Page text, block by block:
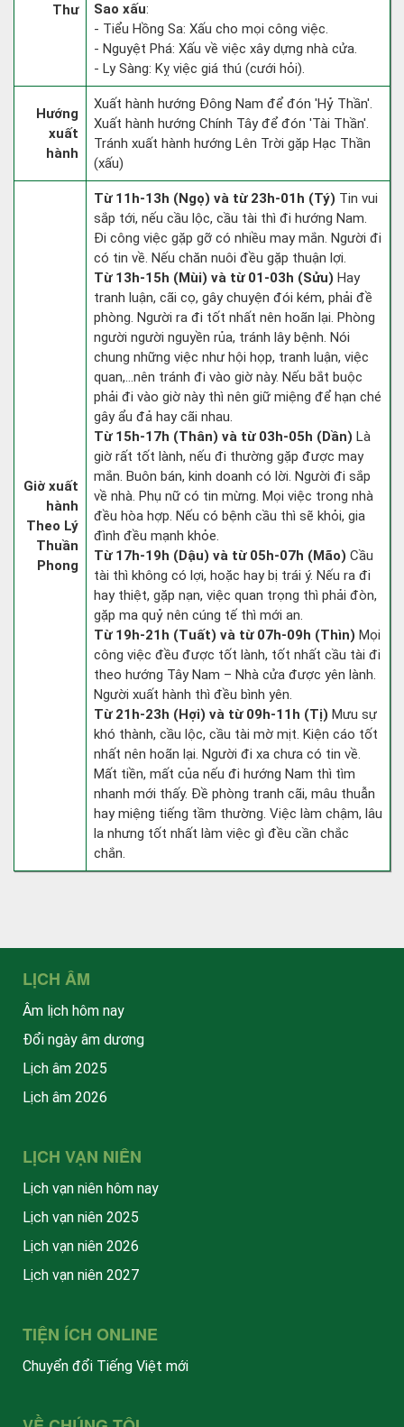
Thư
Sao xấu:
- Tiểu Hồng Sa: Xấu cho mọi công việc.
- Nguyệt Phá: Xấu về việc xây dựng nhà cửa.
- Ly Sàng: Kỵ việc giá thú (cưới hỏi).
Hướng
xuất
hành
Xuất hành hướng Đông Nam để đón 'Hỷ Thần'.
Xuất hành hướng Chính Tây để đón 'Tài Thần'.
Tránh xuất hành hướng Lên Trời gặp Hạc Thần
(xấu)
Giờ xuất
hành
Theo Lý
Thuần
Phong
Từ 11h-13h (Ngọ) và từ 23h-01h (Tý) Tin vui
sắp tới, nếu cầu lộc, cầu tài thì đi hướng Nam.
Đi công việc gặp gỡ có nhiều may mắn. Người đi
có tin về. Nếu chăn nuôi đều gặp thuận lợi.
Từ 13h-15h (Mùi) và từ 01-03h (Sửu) Hay
tranh luận, cãi cọ, gây chuyện đói kém, phải đề
phòng. Người ra đi tốt nhất nên hoãn lại. Phòng
người người nguyền rủa, tránh lây bệnh. Nói
chung những việc như hội họp, tranh luận, việc
quan,…nên tránh đi vào giờ này. Nếu bắt buộc
phải đi vào giờ này thì nên giữ miệng để hạn ché
gây ẩu đả hay cãi nhau.
Từ 15h-17h (Thân) và từ 03h-05h (Dần) Là
giờ rất tốt lành, nếu đi thường gặp được may
mắn. Buôn bán, kinh doanh có lời. Người đi sắp
về nhà. Phụ nữ có tin mừng. Mọi việc trong nhà
đều hòa hợp. Nếu có bệnh cầu thì sẽ khỏi, gia
đình đều mạnh khỏe.
Từ 17h-19h (Dậu) và từ 05h-07h (Mão) Cầu
tài thì không có lợi, hoặc hay bị trái ý. Nếu ra đi
hay thiệt, gặp nạn, việc quan trọng thì phải đòn,
gặp ma quỷ nên cúng tế thì mới an.
Từ 19h-21h (Tuất) và từ 07h-09h (Thìn) Mọi
công việc đều được tốt lành, tốt nhất cầu tài đi
theo hướng Tây Nam – Nhà cửa được yên lành.
Người xuất hành thì đều bình yên.
Từ 21h-23h (Hợi) và từ 09h-11h (Tị) Mưu sự
khó thành, cầu lộc, cầu tài mờ mịt. Kiện cáo tốt
nhất nên hoãn lại. Người đi xa chưa có tin về.
Mất tiền, mất của nếu đi hướng Nam thì tìm
nhanh mới thấy. Đề phòng tranh cãi, mâu thuẫn
hay miệng tiếng tầm thường. Việc làm chậm, lâu
la nhưng tốt nhất làm việc gì đều cần chắc
chắn.
LỊCH ÂM
Âm lịch hôm nay
Đổi ngày âm dương
Lịch âm 2025
Lịch âm 2026
LỊCH VẠN NIÊN
Lịch vạn niên hôm nay
Lịch vạn niên 2025
Lịch vạn niên 2026
Lịch vạn niên 2027
TIỆN ÍCH ONLINE
Chuyển đổi Tiếng Việt mới